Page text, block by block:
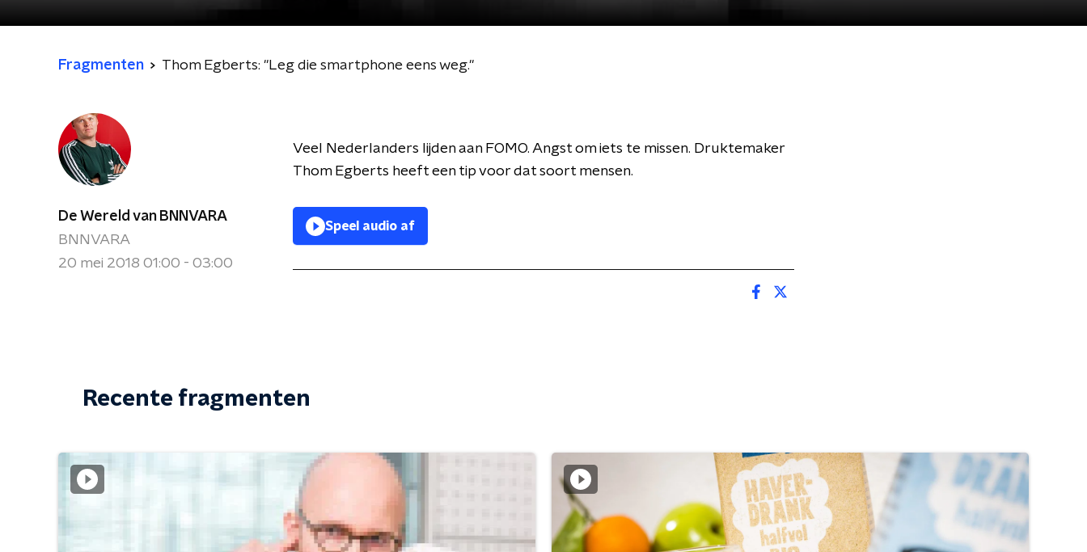
Fragmenten Thom Egberts: "Leg die smartphone eens weg."
De Wereld van BNNVARA
BNNVARA
20 mei 2018 01:00 - 03:00
Veel Nederlanders lijden aan FOMO. Angst om iets te missen. Druktemaker
Thom Egberts heeft een tip voor dat soort mensen.
Speel audio af
Recente fragmenten